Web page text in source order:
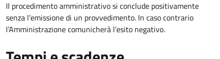
Il procedimento amministrativo si conclude positivamente
senza l’emissione di un provvedimento. In caso contrario
l’Amministrazione comunicherà l’esito negativo.